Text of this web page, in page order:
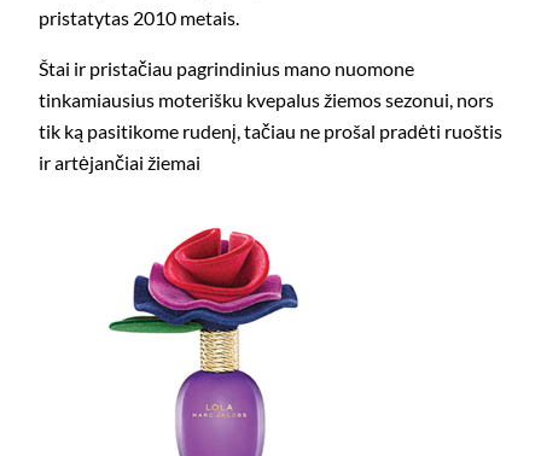
pristatytas 2010 metais.
Štai ir pristačiau pagrindinius mano nuomone
tinkamiausius moterišku kvepalus žiemos sezonui, nors
tik ką pasitikome rudenį, tačiau ne prošal pradėti ruoštis
ir artėjančiai žiemai